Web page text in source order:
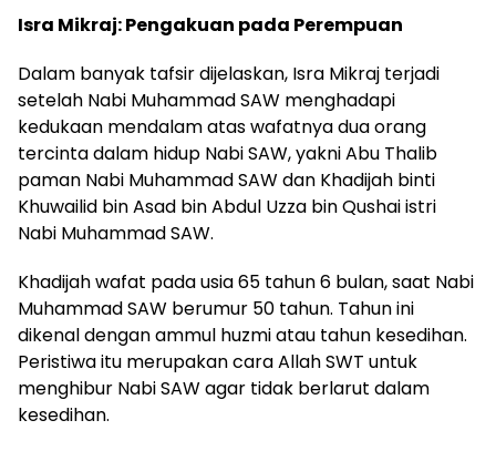
Isra Mikraj: Pengakuan pada Perempuan
Dalam banyak tafsir dijelaskan, Isra Mikraj terjadi
setelah Nabi Muhammad SAW menghadapi
kedukaan mendalam atas wafatnya dua orang
tercinta dalam hidup Nabi SAW, yakni Abu Thalib
paman Nabi Muhammad SAW dan Khadijah binti
Khuwailid bin Asad bin Abdul Uzza bin Qushai istri
Nabi Muhammad SAW.
Khadijah wafat pada usia 65 tahun 6 bulan, saat Nabi
Muhammad SAW berumur 50 tahun. Tahun ini
dikenal dengan ammul huzmi atau tahun kesedihan.
Peristiwa itu merupakan cara Allah SWT untuk
menghibur Nabi SAW agar tidak berlarut dalam
kesedihan.